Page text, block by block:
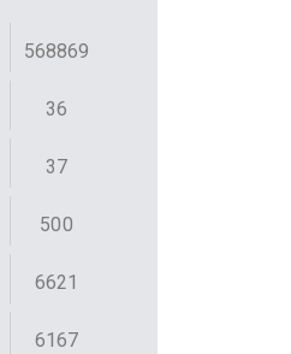
568869
36
37
500
6621
6167